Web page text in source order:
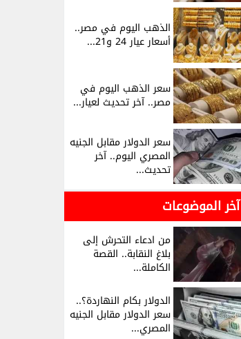
الذهب اليوم في مصر..
أسعار عيار 24 و21...
سعر الذهب اليوم في
مصر.. آخر تحديث لعيار...
سعر الدولار مقابل الجنيه
المصري اليوم.. آخر
تحديث...
آخر الموضوعات
من ادعاء التحرش إلى
بلاغ النقابة.. القصة
الكاملة...
الدولار بكام النهاردة؟..
سعر الدولار مقابل الجنيه
المصري...